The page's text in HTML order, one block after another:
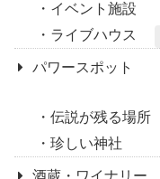
イベント施設
ライブハウス
パワースポット
伝説が残る場所
珍しい神社